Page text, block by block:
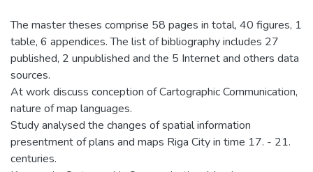
The master theses comprise 58 pages in total, 40 figures, 1
table, 6 appendices. The list of bibliography includes 27
published, 2 unpublished and the 5 Internet and others data
sources.
At work discuss conception of Cartographic Communication,
nature of map languages.
Study analysed the changes of spatial information
presentment of plans and maps Riga City in time 17. - 21.
centuries.